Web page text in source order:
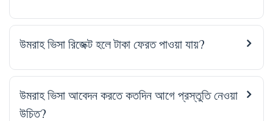
উমরাহ ভিসা রিজেক্ট হলে টাকা ফেরত পাওয়া যায়?
উমরাহ ভিসা আবেদন করতে কতদিন আগে প্রস্তুতি নেওয়া
উচিত?